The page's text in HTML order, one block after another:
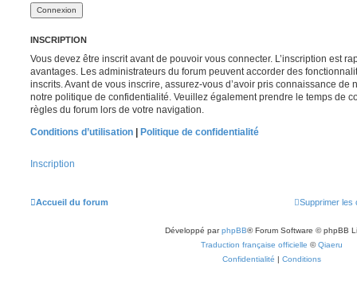
INSCRIPTION
Vous devez être inscrit avant de pouvoir vous connecter. L’inscription est
avantages. Les administrateurs du forum peuvent accorder des
inscrits. Avant de vous inscrire, assurez-vous d’avoir pris connaissance de
notre politique de confidentialité. Veuillez également prendre le temps de
règles du forum lors de votre navigation.
Conditions d’utilisation | Politique de confidentialité
Inscription
Accueil du forum Supprimer les
Développé parphpBB® Forum Software © phpBB
Traduction française officielle ©Qiaeru
Confidentialité | Conditions